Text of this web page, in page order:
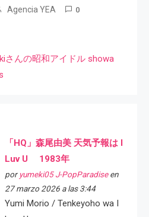
Agencia YEA 0
さんの昭和アイドル showa
「HQ」森尾由美 天気予報は I
Luv U 1983年
por yumeki05 J-PopParadiseen
27 marzo 2026 a las 3:44
Yumi Morio / Tenkeyoho wa I